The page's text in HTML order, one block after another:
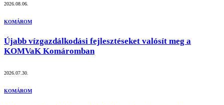
2026.08.06.
KOMÁROM
Újabb vízgazdálkodási fejlesztéseket valósít meg a
KOMVaK Komáromban
2026.07.30.
KOMÁROM